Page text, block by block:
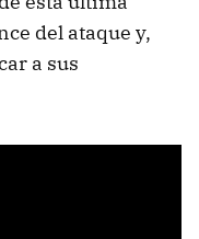
del ataque y,
a sus